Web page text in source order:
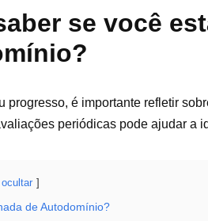
se você
progresso, é importante refletir
periódicas pode ajudar a
ocultar
de Autodomínio?